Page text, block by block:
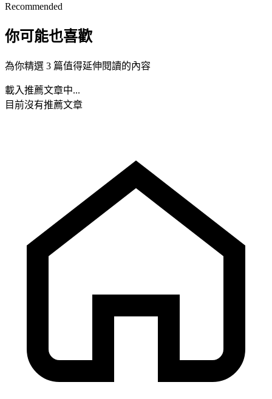
Recommended
你可能也喜歡
為你精選 3 篇值得延伸閱讀的內容
載入推薦文章中...
目前沒有推薦文章